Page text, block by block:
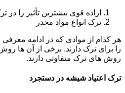
اراده قوی بیشترین تأثیر را در
ترک انواع مواد مخدر
هر کدام از موادی که در ادامه
را برای ترک دارند. برخی از آن ها
روش های ترک متفاوتی دارند.
ترک اعتیاد شیشه در دستجرد